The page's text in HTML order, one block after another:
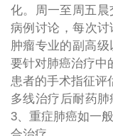
化。周一至周五
病例讨论，每次讨
肿瘤专业的副高
要针对肺癌治疗中
患者的手术指征评
多线治疗后耐药肺
3、重症肺癌如一